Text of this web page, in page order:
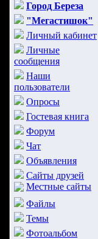
Город Береза
"Мегастишок"
Личный кабинет
Личные
сообщения
Наши
пользователи
Опросы
Гостевая книга
Форум
Чат
Объявления
Сайты друзей
Местные сайты
Файлы
Темы
Фотоальбом